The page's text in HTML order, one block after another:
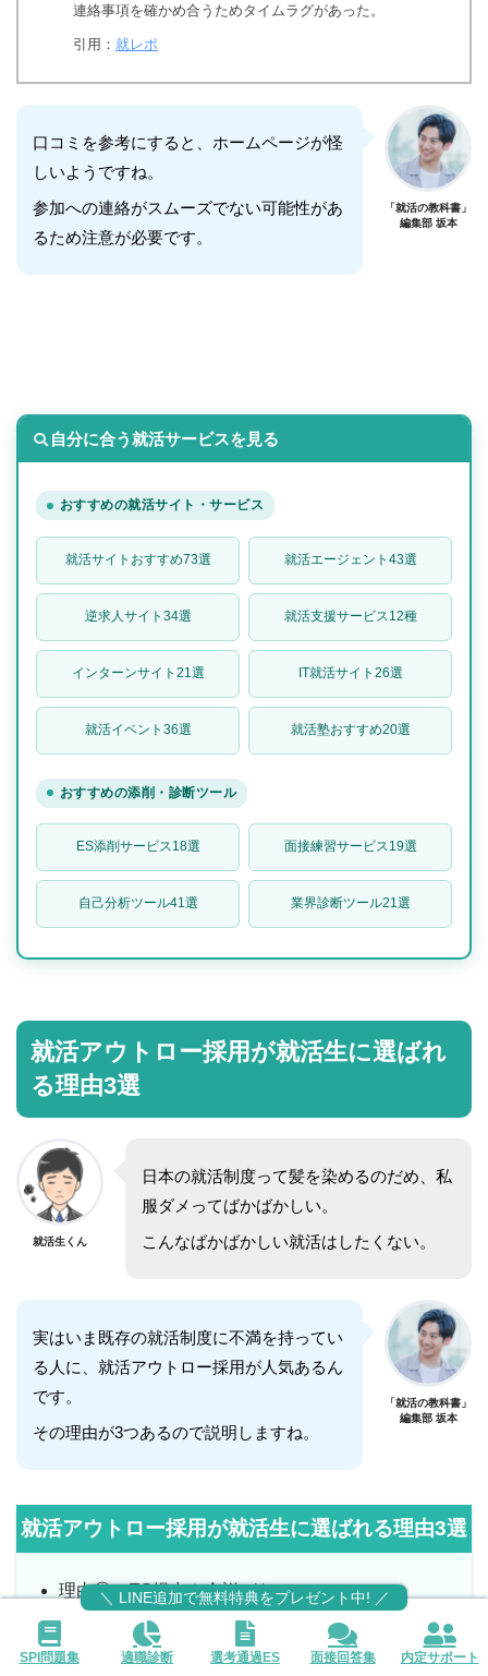
連絡事項を確かめ合うためタイムラグがあった。
引用： 就レポ
口コミを参考にすると、ホームページが怪
しいようですね。
参加への連絡がスムーズでない可能性があ
るため注意が必要です。
「就活の教科書」
編集部 坂本
自分に合う就活サービスを見る
おすすめの就活サイト・サービス
就活サイトおすすめ73選 就活エージェント43選
逆求人サイト34選 就活支援サービス12種
インターンサイト21選 IT就活サイト26選
就活イベント36選 就活塾おすすめ20選
おすすめの添削・診断ツール
ES添削サービス18選 面接練習サービス19選
自己分析ツール41選 業界診断ツール21選
就活アウトロー採用が就活生に選ばれ
る理由3選
就活生くん
日本の就活制度って髪を染めるのだめ、私
服ダメってばかばかしい。
こんなばかばかしい就活はしたくない。
実はいま既存の就活制度に不満を持ってい
る人に、就活アウトロー採用が人気あるん
です。
その理由が3つあるので説明しますね。
「就活の教科書」
編集部 坂本
就活アウトロー採用が就活生に選ばれる理由3選
理由①：ES提出や合説がない
理由②：企業名を意識せず本音で語り合える
SPI問題集 適職診断 選考通過ES 面接回答集 内定サポート
＼ LINE追加で無料特典をプレゼント中! ／